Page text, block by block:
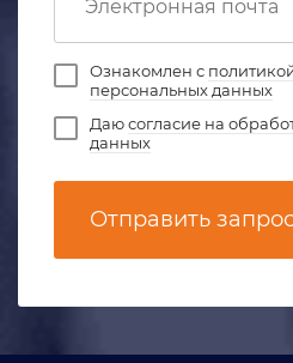
Ознакомлен с
персональных данных
Даюсогласие на
данных
Отправить